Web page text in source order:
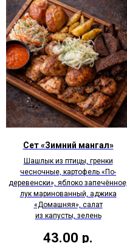
Сет «Зимний мангал»
Шашлык из птицы, гренки
чесночные, картофель «По-
деревенски», яблоко запечённое,
лук маринованный, аджика
«Домашняя», салат
из капусты, зелень
43.00 р.